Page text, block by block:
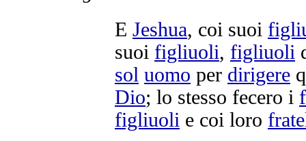
E Jeshua, coi suoi
suoi figliuoli, figliuoli
sol uomo per dirigere
Dio; lo stesso fecero i
figliuoli e coi loro